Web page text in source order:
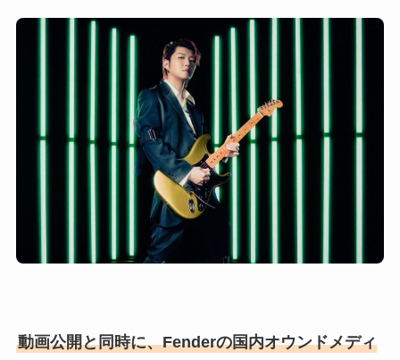
動画公開と同時に、Fenderの国内オウンドメディ